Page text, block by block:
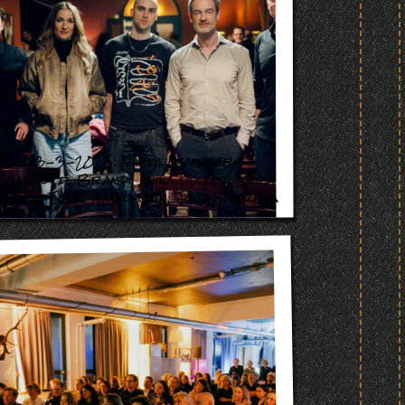
13-3-2025:Nikita Afanasjew,
Charlotte Brandi,Anika Decker,Sara
,Jörg Hartmann,Jonas Theresia